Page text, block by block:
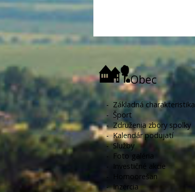
Obec
- Základná charakteristika
- Šport
- Združenia zbory spolky
-Kalendár podujatí
-Služby
- Foto galéria
- Investičné akcie
-
Hornoorešan
-Inzercia